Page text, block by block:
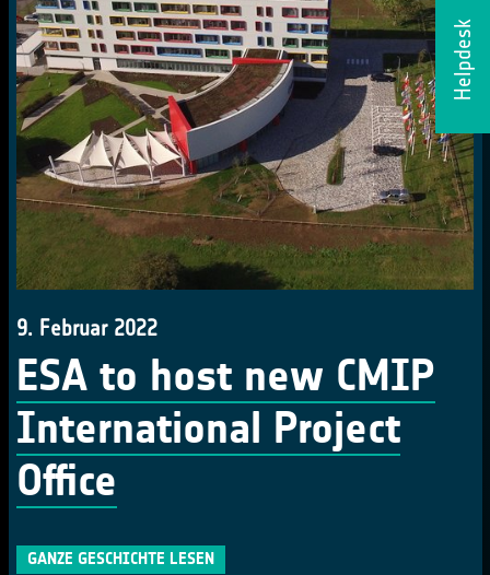
Helpdesk
9. Februar 2022
ESA to host new CMIP
International Project
Office
GANZE GESCHICHTE LESEN